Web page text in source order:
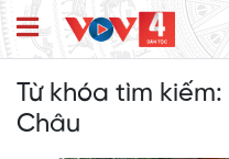
Từ khóa tìm kiếm:
Châu